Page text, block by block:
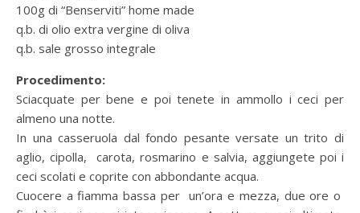
100g di “Benserviti” home made
q.b. di olio extra vergine di oliva
q.b. sale grosso integrale
Procedimento:
Sciacquate per bene e poi tenete in ammollo i ceci per
almeno una notte.
In una casseruola dal fondo pesante versate un trito di
aglio, cipolla, carota, rosmarino e salvia, aggiungete poi i
ceci scolati e coprite con abbondante acqua.
Cuocere a fiamma bassa per un’ora e mezza, due ore o